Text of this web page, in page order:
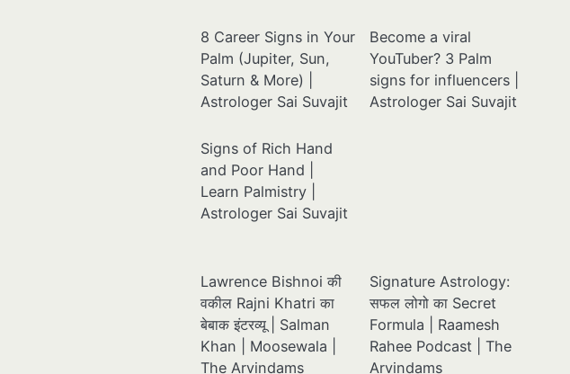
8 Career Signs in Your
Palm (Jupiter, Sun,
Saturn & More) |
Astrologer Sai Suvajit
Become a viral
YouTuber? 3 Palm
signs for influencers |
Astrologer Sai Suvajit
Signs of Rich Hand
and Poor Hand |
Learn Palmistry |
Astrologer Sai Suvajit
Lawrence Bishnoi की
वकील Rajni Khatri का
बेबाक इंटरव्यू | Salman
Khan | Moosewala |
The Arvindams
Signature Astrology:
सफल लोगो का Secret
Formula | Raamesh
Rahee Podcast | The
Arvindams